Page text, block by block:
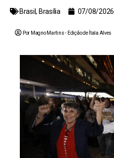
Brasil, Brasília 07/08/2026
Por Magno Martins - Edição de Ítala Alves